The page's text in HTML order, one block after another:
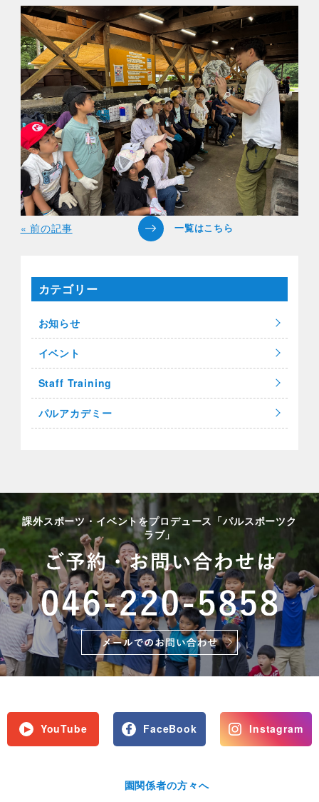
« 前の記事
カテゴリー
お知らせ
イベント
Staff Training
パルアカデミー
課外スポーツ・イベントをプロデュース「パルスポーツク
ラブ」
YouTube FaceBook Instagram
園関係者の方々へ